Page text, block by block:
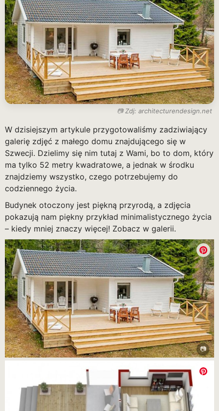
Zdj: architecturendesign.net
W dzisiejszym artykule przygotowaliśmy zadziwiający
galerię zdjęć z małego domu znajdującego się w
Szwecji. Dzielimy się nim tutaj z Wami, bo to dom, który
ma tylko 52 metry kwadratowe, a jednak w środku
znajdziemy wszystko, czego potrzebujemy do
codziennego życia.
Budynek otoczony jest piękną przyrodą, a zdjęcia
pokazują nam piękny przykład minimalistycznego życia
– kiedy mniej znaczy więcej! Zobacz w galerii.